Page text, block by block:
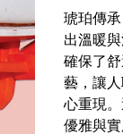
琥珀傳
出溫暖
確保了
藝，讓
心重現
優雅與